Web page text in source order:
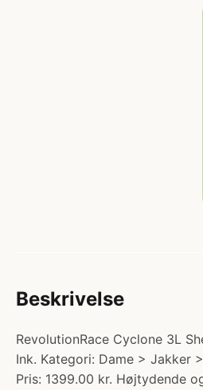
Beskrivelse
RevolutionRace Cyclone 3L
Ink. Kategori: Dame > Jakker
Pris: 1399.00 kr. Højtydende